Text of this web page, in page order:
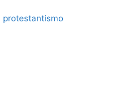
protestantismo